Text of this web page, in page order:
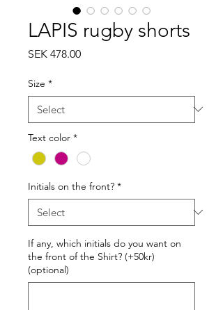
LAPIS rugby shorts
SEK 478.00Price
Size *
Text color *
Initials on the front? *
If any, which initials do you want on
the front of the Shirt? (+50kr)
(optional)